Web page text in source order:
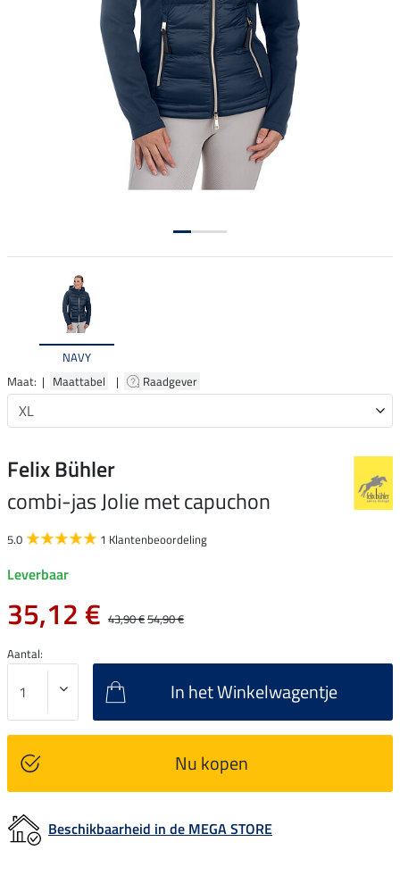
NAVY
Maat: | Maattabel | Raadgever
Felix Bühler
combi-jas Jolie met capuchon
5.0 1 Klantenbeoordeling
Leverbaar
35,12 € 43,90 €54,90 €
Aantal:
In het Winkelwagentje
Nu kopen
Beschikbaarheid in de MEGA STORE